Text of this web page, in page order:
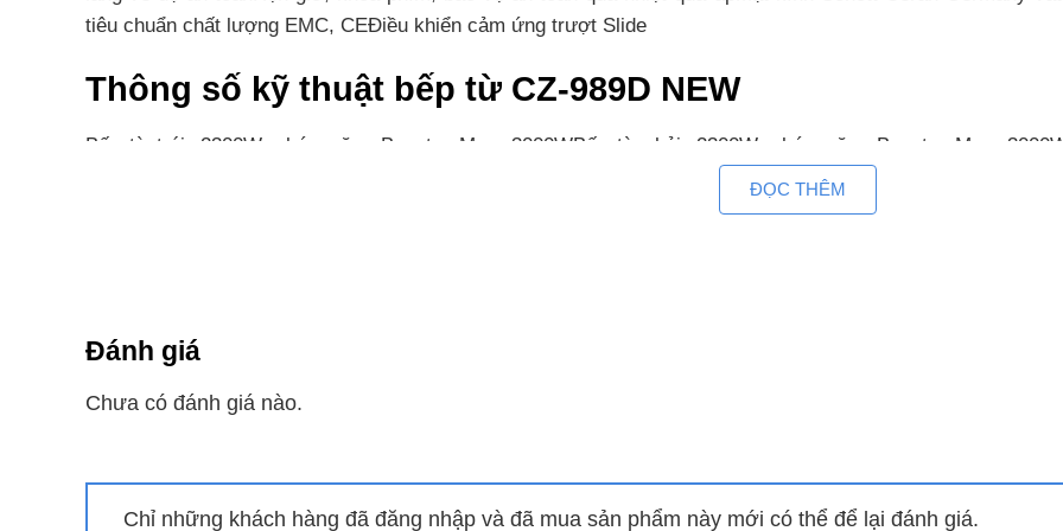
tiêu chuẩn chất lượng EMC, CEĐiều khiển cảm ứng trượt Slide
Thông số kỹ thuật bếp từ CZ-989D NEW
Bếp từ trái: 2300W, chức năng Booster Max: 3000WBếp từ phải: 2300W, chức năng Booster Max:
ĐỌC THÊM
Đánh giá
Chưa có đánh giá nào.
Chỉ những khách hàng đã đăng nhập và đã mua sản phẩm này mới có thể để lại đánh giá.